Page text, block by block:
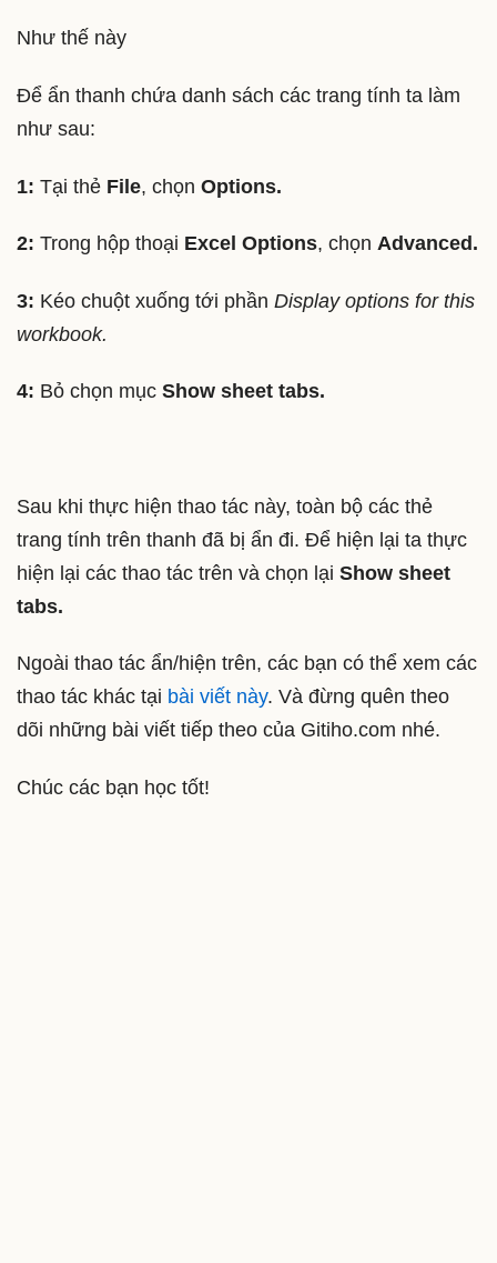
Như thế này
Để ẩn thanh chứa danh sách các trang tính ta làm
như sau:
1: Tại thẻ File, chọn Options.
2: Trong hộp thoại Excel Options, chọn Advanced.
3: Kéo chuột xuống tới phần Display options for this
workbook.
4: Bỏ chọn mục Show sheet tabs.
Sau khi thực hiện thao tác này, toàn bộ các thẻ
trang tính trên thanh đã bị ẩn đi. Để hiện lại ta thực
hiện lại các thao tác trên và chọn lại Show sheet
tabs.
Ngoài thao tác ẩn/hiện trên, các bạn có thể xem các
thao tác khác tại bài viết này. Và đừng quên theo
dõi những bài viết tiếp theo của Gitiho.com nhé.
Chúc các bạn học tốt!